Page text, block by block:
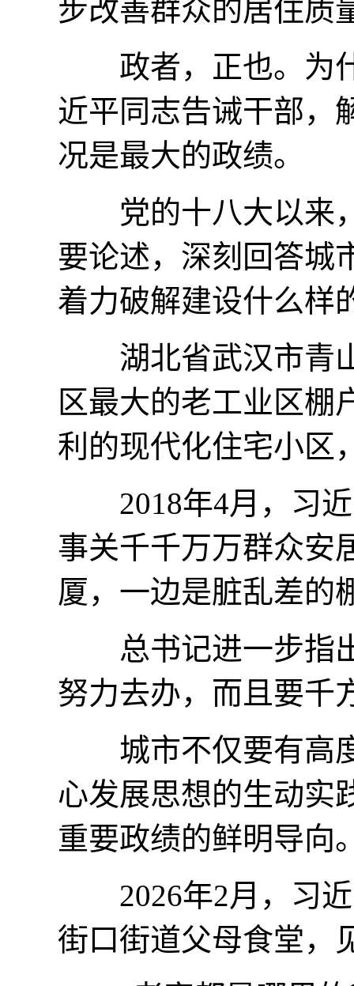
步改善群众的居住质
政者，正也。为什
近平同志告诫干部，
况是最大的政绩。
党的十八大以来，
要论述，深刻回答城
着力破解建设什么样
湖北省武汉市青山
区最大的老工业区棚
利的现代化住宅小区
2018年4月，习近
事关千千万万群众安
厦，一边是脏乱差的
总书记进一步指出
努力去办，而且要千
城市不仅要有高度
心发展思想的生动实
重要政绩的鲜明导向
2026年2月，习近
街口街道父母食堂，